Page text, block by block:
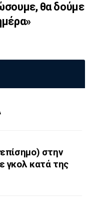
θα δούμε
στην
γκολ κατά της